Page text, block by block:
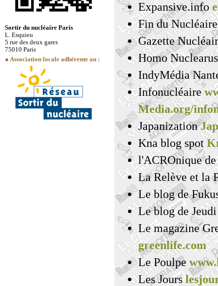
Sortir du nucléaire Paris
L. Esquieu
5 rue des deux gares
75010 Paris
● Association locale adhérente au :
Expansive.info
Fin du
Gazette
Homo
IndyMédia
Infonucléaire
Media.org/
Japanization
Kna blog spot
l'ACROnique
La Relève et la
Le blog de
Le blog de
Le magazine
greenlife.com
Le Poulpe
Les Jours